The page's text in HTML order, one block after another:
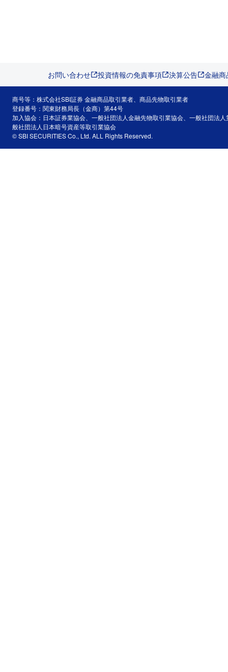
お問い合わせ 投資情報の免責事項 決算公告 金融
商号等：株式会社SBI証券 金融商品取引業者、商品先物取引業者
登録番号：関東財務局長（金商）第44号
加入協会：日本証券業協会、一般社団法人金融先物取引業協会、一般社団法
般社団法人日本暗号資産等取引業協会
© SBI SECURITIES Co., Ltd. ALL Rights Reserved.